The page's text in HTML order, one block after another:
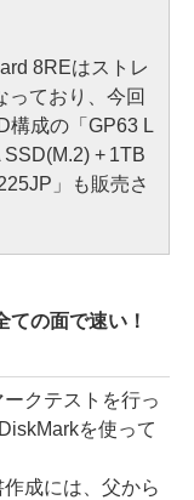
8REはストレ
っており、今回
構成の「GP63 L
+ 1TB
」も販売さ
の面で速い！
クテストを行っ
を使って
成には、父から